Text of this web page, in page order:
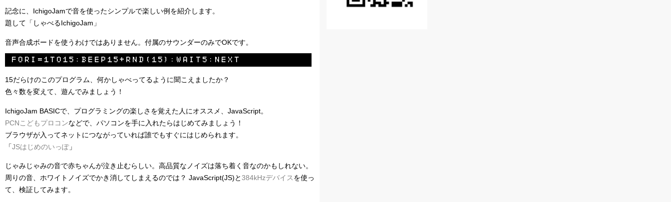
記念に、IchigoJamで音を使ったシンプルで楽しい例を紹介します。
題して「しゃべるIchigoJam」
音声合成ボードを使うわけではありません。付属のサウンダーのみでOKです。
15だらけのこのプログラム、何かしゃべってるように聞こえましたか？
色々数を変えて、遊んでみましょう！
IchigoJam BASICで、プログラミングの楽しさを覚えた人にオススメ、JavaScript。
PCNこどもプロコンなどで、パソコンを手に入れたらはじめてみましょう！
ブラウザが入ってネットにつながっていれば誰でもすぐにはじめられます。
「JSはじめのいっぽ」
じゃみじゃみの音で赤ちゃんが泣き止むらしい。高品質なノイズは落ち着く音なのかもしれない。
周りの音、ホワイトノイズでかき消してしまえるのでは？ JavaScript(JS)と384kHzデバイスを使っ
て、検証してみます。